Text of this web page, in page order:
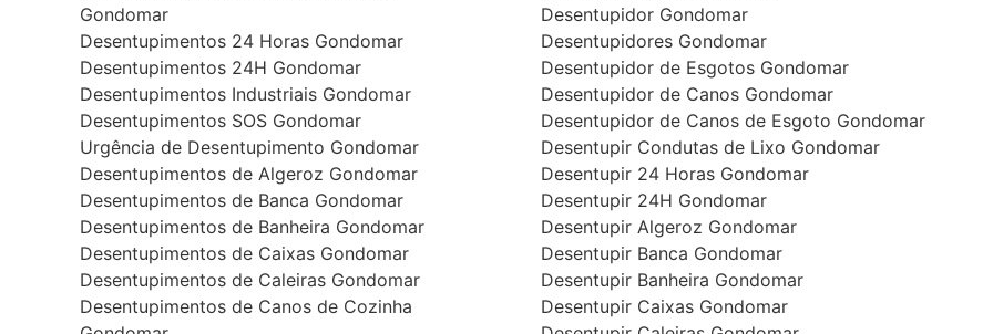
Gondomar
Desentupimentos 24 Horas Gondomar
Desentupimentos 24H Gondomar
Desentupimentos Industriais Gondomar
Desentupimentos SOS Gondomar
Urgência de Desentupimento Gondomar
Desentupimentos de Algeroz Gondomar
Desentupimentos de Banca Gondomar
Desentupimentos de Banheira Gondomar
Desentupimentos de Caixas Gondomar
Desentupimentos de Caleiras Gondomar
Desentupimentos de Canos de Cozinha
Desentupidor Gondomar
Desentupidores Gondomar
Desentupidor de Esgotos Gondomar
Desentupidor de Canos Gondomar
Desentupidor de Canos de Esgoto Gondomar
Desentupir Condutas de Lixo Gondomar
Desentupir 24 Horas Gondomar
Desentupir 24H Gondomar
Desentupir Algeroz Gondomar
Desentupir Banca Gondomar
Desentupir Banheira Gondomar
Desentupir Caixas Gondomar